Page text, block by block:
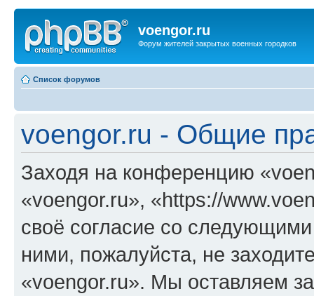
voengor.ru
Форум жителей закрытых военных городков
Список форумов
voengor.ru - Общие
Заходя на конференцию
«voengor.ru», «https://
своё согласие со
ними, пожалуйста, не
«voengor.ru». Мы оставляем